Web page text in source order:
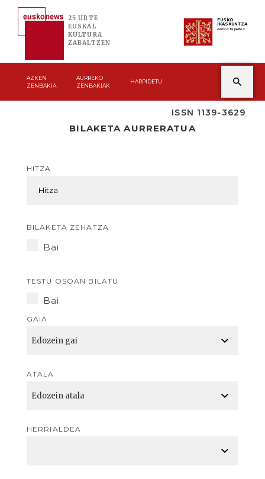
25 URTE
EUSKAL
KULTURA
ZABALTZEN
EUSKO
IKASKUNTZA
Asmoz ta jakitez
AZKEN
ZENBAKIA
AURREKO
ZENBAKIAK
HARPIDETU
ISSN 1139-3629
BILAKETA AURRERATUA
HITZA
BILAKETA ZEHATZA
Bai
TESTU OSOAN BILATU
Bai
GAIA
ATALA
HERRIALDEA